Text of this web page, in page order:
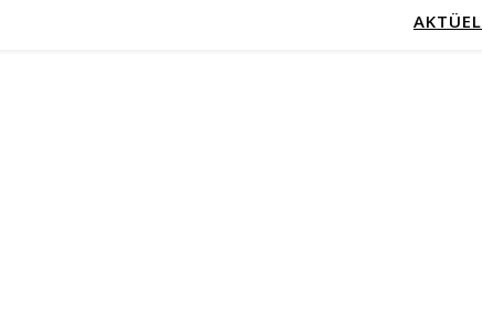
AKTÜEL